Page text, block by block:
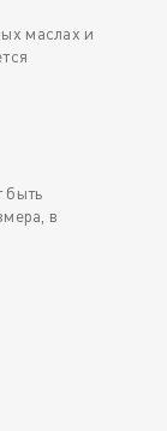
маслах и
быть
в